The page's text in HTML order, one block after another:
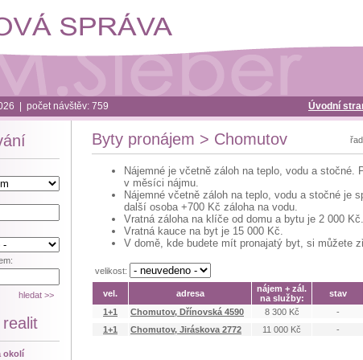
| počet návštěv: 759 Úvodní
okolí
Byty pronájem > Chomutov
Nájemné je včetně záloh na teplo, vodu a stočné.
v měsíci nájmu.
Nájemné včetně záloh na teplo, vodu a stočné je
další osoba +700 Kč záloha na vodu.
Vratná záloha na klíče od domu a bytu je 2 000 Kč.
Vratná kauce na byt je 15 000 Kč.
V domě, kde budete mít pronajatý byt, si můžete
velikost:
vel. adresa
nájem + zál.
na služby:
stav
1+1
Chomutov, Dřínovská 4590 8 300 Kč -
1+1
Chomutov, Jiráskova 2772 11 000 Kč -